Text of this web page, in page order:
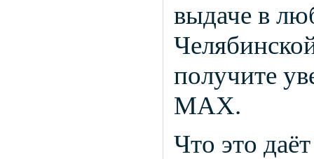
выдаче в
получите
MAX.
Что это